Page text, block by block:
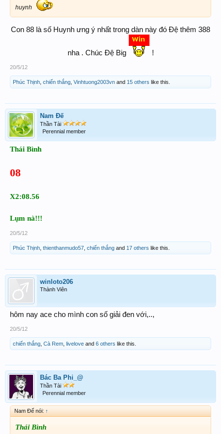
huynh
Con 88 là số Huynh ưng ý nhất trong dàn này đó Đệ thêm 388
nha . Chúc Đệ Big !​
20/5/12
Phúc Thịnh chiến thắng Vinhtuong2003vn and 15 others like this.
Nam Đế
Thần Tài
Perennial member
Thái Bình
08
X2:08.56
Lụm nà!!!
20/5/12
Phúc Thịnh thienthanmudo57 chiến thắng and 17 others like this.
winloto206
Thành Viên
hôm nay ace cho mình con số giải đen với,..,
20/5/12
chiến thắng Cà Rem livelove and 6 others like this.
Bác Ba Phi_@
Thần Tài
Perennial member
Nam Đế nói: ↑
Thái Bình